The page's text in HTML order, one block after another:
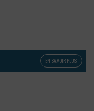
EN SAVOIR PLUS